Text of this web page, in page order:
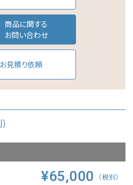
商品に関する
お問い合わせ
お見積り依頼
¥65,000 （税別）